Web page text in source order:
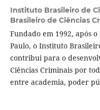
Instituto Brasileiro de
Brasileiro de Ciências
Fundado em 1992, após
Paulo, o Instituto
contribui para o
Ciências Criminais por
entre academia, poder